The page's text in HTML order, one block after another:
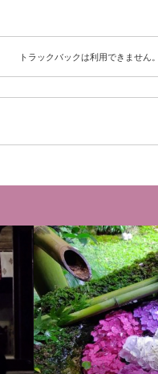
トラックバックは利用できません。